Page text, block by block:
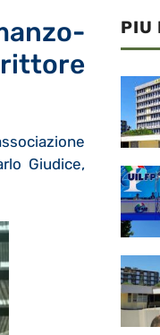
Giudice,
PIU